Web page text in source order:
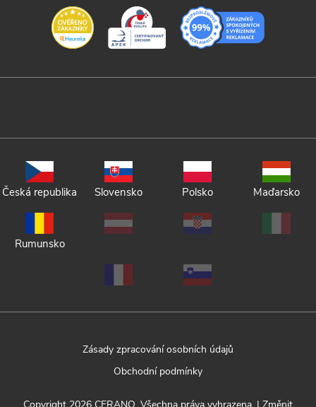
Česká republika Slovensko Polsko Maďarsko
Rumunsko
Zásady zpracování osobních údajů
Obchodní podmínky